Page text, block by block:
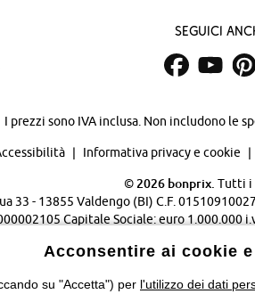
Seguici
I prezzi sono IVA inclusa. Non includono le
Informativa privacy e cookie
© 2026 bonprix. Tutti i
33 - 13855 Valdengo (BI) C.F.
Capitale Sociale: euro
Acconsentire ai cookie
su "Accetta") per l'utilizzo dei dati